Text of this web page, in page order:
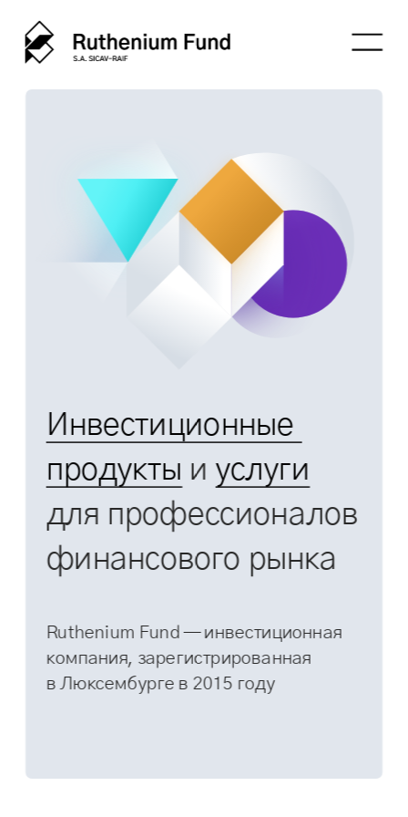
Инвестиционные
продукты и услуги
для профессионалов
финансового рынка
Ruthenium Fund — инвестиционная
компания, зарегистрированная
в Люксембурге в 2015 году